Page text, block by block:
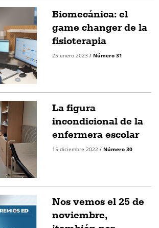
Biomecánica: el
game changer de la
fisioterapia
25 enero 2023 / Número 31
La figura
incondicional de la
enfermera escolar
15 diciembre 2022 / Número 30
Nos vemos el 25 de
noviembre,